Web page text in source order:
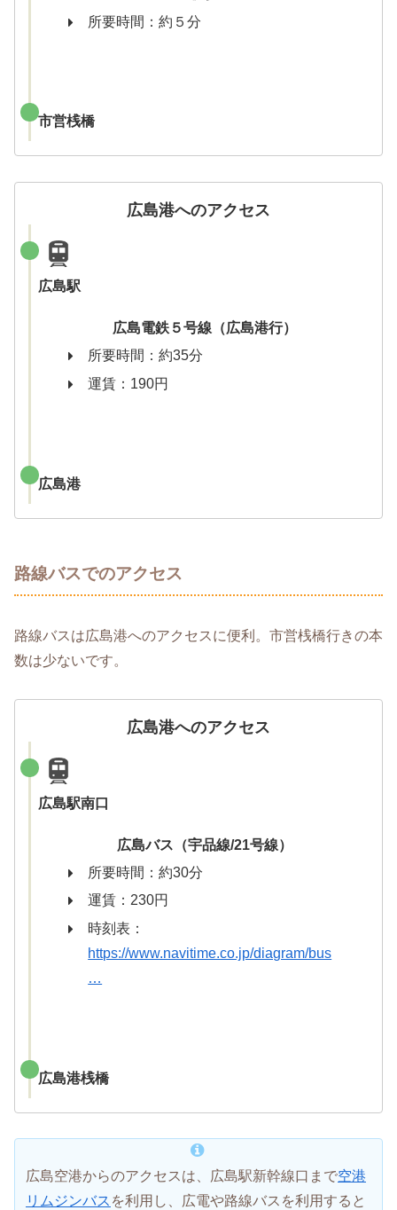
所要時間：約５分
市営桟橋
広島港へのアクセス
広島駅
広島電鉄５号線（広島港行）
所要時間：約35分
運賃：190円
広島港
路線バスでのアクセス
路線バスは広島港へのアクセスに便利。市営桟橋行きの本
数は少ないです。
広島港へのアクセス
広島駅南口
広島バス（宇品線/21号線）
所要時間：約30分
運賃：230円
時刻表：
https://www.navitime.co.jp/diagram/bus
…
広島港桟橋
広島空港からのアクセスは、広島駅新幹線口まで空港
リムジンバス を利用し、広電や路線バスを利用すると